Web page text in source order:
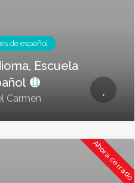
de español
Escuela
Carmen
Ahora cerrado